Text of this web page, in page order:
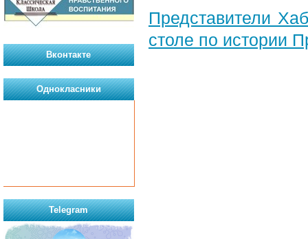
Представители
столе по истории
Вконтакте
Однокласники
Telegram